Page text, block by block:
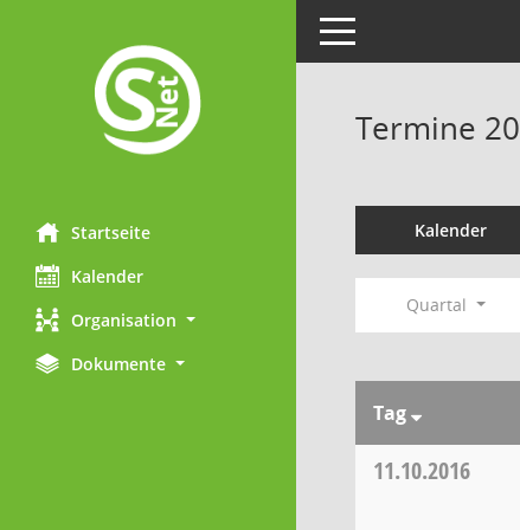
Startseite
Kalender
Organisation
Dokumente
Toggle navigation
Termine
Kalender
Quartal
Tag
11.10.2016